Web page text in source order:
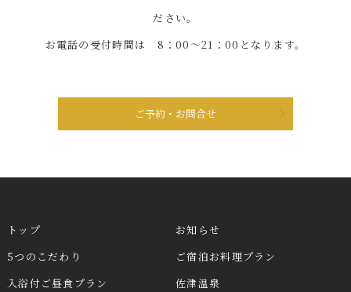
ださい。
お電話の受付時間は 8：00～21：00となります。
ご予約・お問合せ
トップ
お知らせ
5つのこだわり
ご宿泊お料理プラン
入浴付ご昼食プラン
佐津温泉